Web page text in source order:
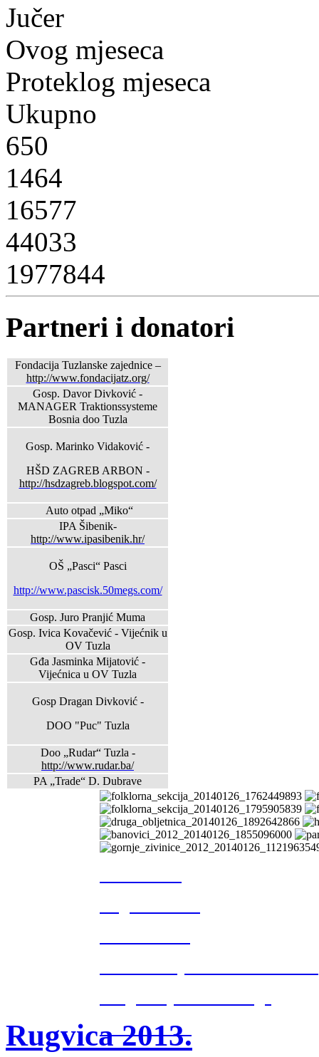
Jučer
Ovog mjeseca
Proteklog mjeseca
Ukupno
650
1464
16577
44033
1977844
Partneri i donatori
Fondacija Tuzlanske zajednice –
http://www.fondacijatz.org/
Gosp. Davor Divković -
MANAGER Traktionssysteme
Bosnia doo Tuzla
Gosp. Marinko Vidaković -
HŠD ZAGREB ARBON -
http://hsdzagreb.blogspot.com/
Auto otpad „Miko“
IPA Šibenik-
http://www.ipasibenik.hr/
OŠ „Pasci“ Pasci
http://www.pascisk.50megs.com/
Gosp. Juro Pranjić Muma
Gosp. Ivica Kovačević - Vijećnik u
OV Tuzla
Gđa Jasminka Mijatović -
Vijećnica u OV Tuzla
Gosp Dragan Divković -
DOO "Puc" Tuzla
Doo „Rudar“ Tuzla -
http://www.rudar.ba/
PA „Trade“ D. Dubrave
Husino 2013.
Rugvica 2013.